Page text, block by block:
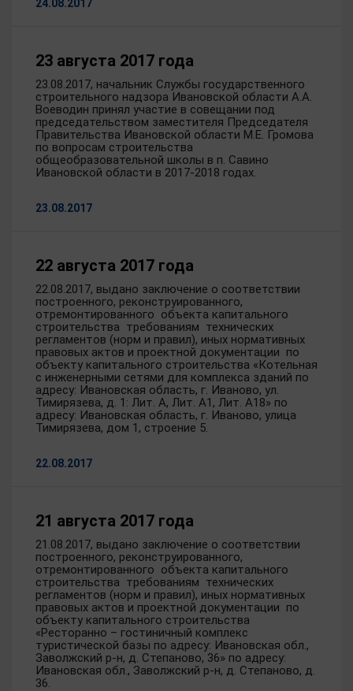
24.08.2017
23 августа 2017 года
23.08.2017, начальник Службы государственного
строительного надзора Ивановской области А.А.
Воеводин принял участие в совещании под
председательством заместителя Председателя
Правительства Ивановской области М.Е. Громова
по вопросам строительства
общеобразовательной школы в п. Савино
Ивановской области в 2017-2018 годах.
23.08.2017
22 августа 2017 года
22.08.2017, выдано заключение о соответствии
построенного, реконструированного,
отремонтированного объекта капитального
строительства требованиям технических
регламентов (норм и правил), иных нормативных
правовых актов и проектной документации по
объекту капитального строительства «Котельная
с инженерными сетями для комплекса зданий по
адресу: Ивановская область, г. Иваново, ул.
Тимирязева, д. 1: Лит. А, Лит. А1, Лит. А18» по
адресу: Ивановская область, г. Иваново, улица
Тимирязева, дом 1, строение 5.
22.08.2017
21 августа 2017 года
21.08.2017, выдано заключение о соответствии
построенного, реконструированного,
отремонтированного объекта капитального
строительства требованиям технических
регламентов (норм и правил), иных нормативных
правовых актов и проектной документации по
объекту капитального строительства
«Ресторанно – гостиничный комплекс
туристической базы по адресу: Ивановская обл.,
Заволжский р-н, д. Степаново, 36» по адресу:
Ивановская обл., Заволжский р-н, д. Степаново, д.
36.